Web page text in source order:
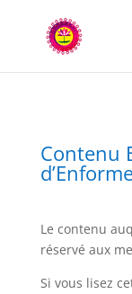
Contenu
Le contenu
réservé aux
Si vous lisez